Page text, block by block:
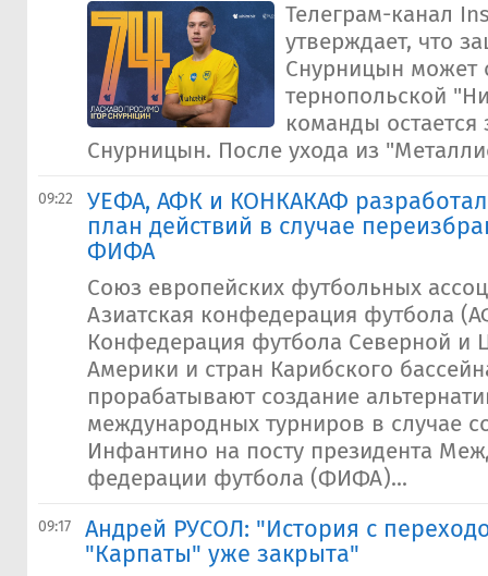
Телеграм-канал
утверждает, что
Снурницын может
тернопольской
команды
Снурницын. После ухода из
09:22
УЕФА, АФК и КОНКАКАФ
план действий в случае
ФИФА
Союз европейских футбольных
Азиатская конфедерация футбола
Конфедерация футбола Северной и
Америки и стран Карибского
прорабатывают создание
международных турниров в случае
Инфантино на посту президента
федерации футбола (ФИФА)...
09:17
Андрей РУСОЛ: "История с
"Карпаты" уже закрыта"